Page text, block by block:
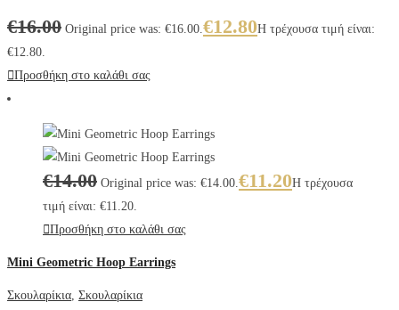
€16.00 Original price was: €16.00. €12.80Η τρέχουσα τιμή είναι:
€12.80.
Προσθήκη στο καλάθι σας
€14.00 Original price was: €14.00. €11.20Η τρέχουσα
τιμή είναι: €11.20.
Προσθήκη στο καλάθι σας
Mini Geometric Hoop Earrings
Σκουλαρίκια Σκουλαρίκια